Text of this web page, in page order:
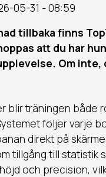
05-31 - 08:59
tillbaka finns
att du har
Om inte,
blir träningen både
följer varje
direkt på
tillgång till statistik
och precision,